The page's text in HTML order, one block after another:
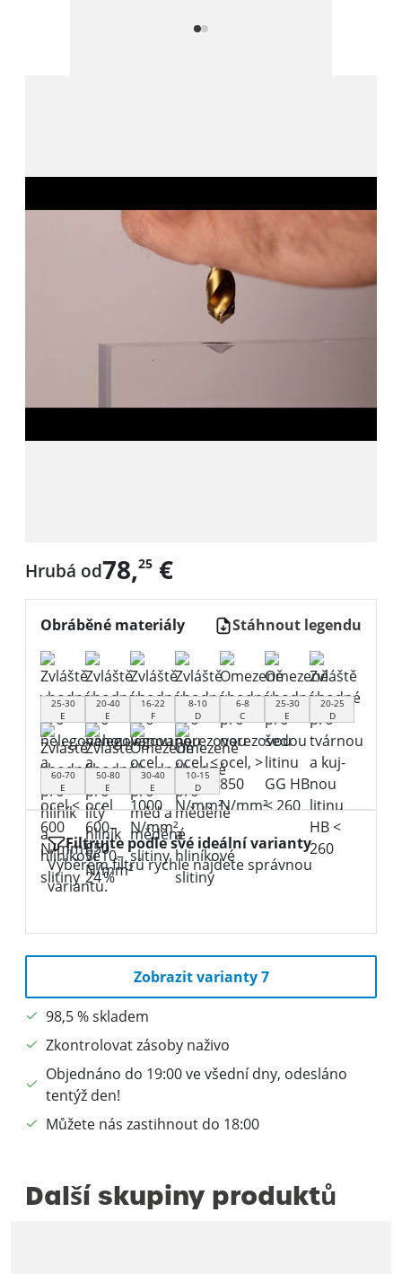
Hrubá od78,25 €
Obráběné materiály Stáhnout legendu
25-30
E
20-40
E
16-22
F
8-10
D
6-8
C
25-30
E
20-25
D
60-70
E
50-80
E
30-40
E
10-15
D
Filtrujte podle své ideální varianty
Výběrem filtrů rychle najdete správnou
variantu.
Zobrazit varianty 7
98,5 % skladem
Zkontrolovat zásoby naživo
Objednáno do 19:00 ve všední dny, odesláno
tentýž den!
Můžete nás zastihnout do 18:00
Další skupiny produktů